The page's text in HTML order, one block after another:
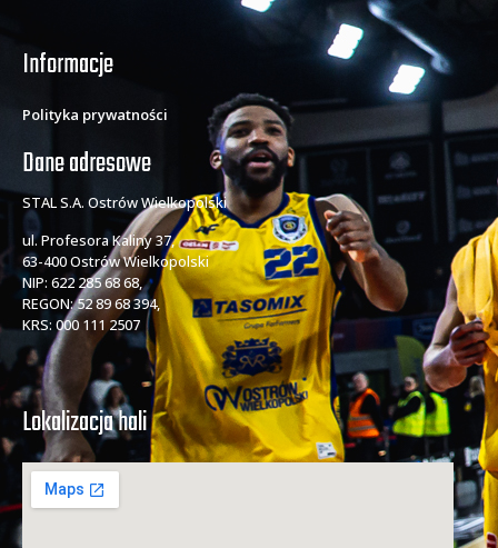
Informacje
Polityka prywatności
Dane adresowe
STAL S.A. Ostrów Wielkopolski
ul. Profesora Kaliny 37,
63-400 Ostrów Wielkopolski
NIP: 622 285 68 68,
REGON: 52 89 68 394,
KRS: 000 111 2507
Lokalizacja hali